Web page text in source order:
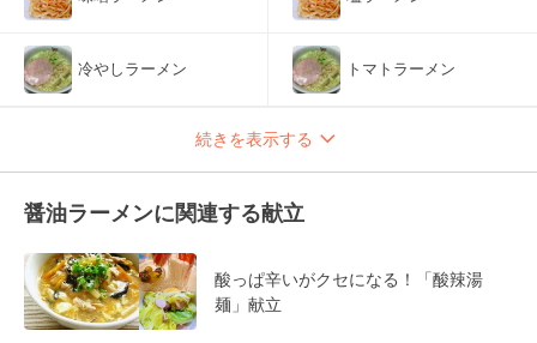
冷やしラーメン トマトラーメン
続きを表示する
醤油ラーメンに関連する献立
酸っぱ辛いがクセになる！「酸辣湯
麺」献立